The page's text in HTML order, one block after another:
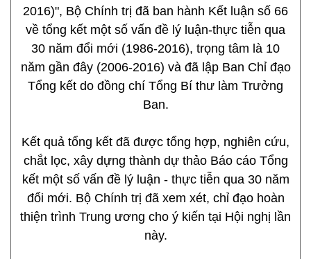
2016)", Bộ Chính trị đã ban hành Kết luận số 66
về tổng kết một số vấn đề lý luận-thực tiễn qua
30 năm đổi mới (1986-2016), trọng tâm là 10
năm gần đây (2006-2016) và đã lập Ban Chỉ đạo
Tổng kết do đồng chí Tổng Bí thư làm Trưởng
Ban.
Kết quả tổng kết đã được tổng hợp, nghiên cứu,
chắt lọc, xây dựng thành dự thảo Báo cáo Tổng
kết một số vấn đề lý luận - thực tiễn qua 30 năm
đổi mới. Bộ Chính trị đã xem xét, chỉ đạo hoàn
thiện trình Trung ương cho ý kiến tại Hội nghị lần
này.